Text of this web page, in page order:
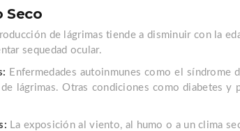
Seco
de lágrimas tiende a disminuir con la
sequedad ocular.
Enfermedades autoinmunes como el
lágrimas. Otras condiciones como diabetes
La exposición al viento, al humo o a un clima